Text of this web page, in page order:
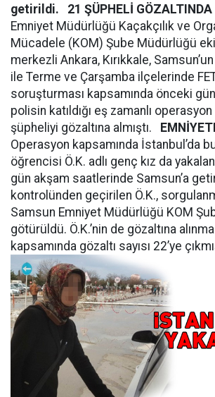
getirildi.
21 ŞÜPHELİ GÖZALTINDA
Emniyet Müdürlüğü Kaçakçılık ve
Mücadele (KOM) Şube Müdürlüğü
merkezli Ankara, Kırıkkale,
ile Terme ve Çarşamba ilçelerinde
soruşturması kapsamında önceki
polisin katıldığı eş zamanlı
şüpheliyi gözaltına almıştı.
Operasyon kapsamında İstanbul’da
öğrencisi Ö.K. adlı genç kız da
gün akşam saatlerinde Samsun’a
kontrolünden geçirilen Ö.K.,
Samsun Emniyet Müdürlüğü KOM
götürüldü. Ö.K.’nin de gözaltına
kapsamında gözaltı sayısı 22’ye